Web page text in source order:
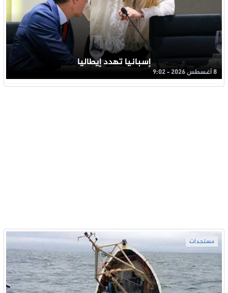
إسبانيا تهدد إيطاليا
8 أغسطس 2026 - 9:02
مستجدات